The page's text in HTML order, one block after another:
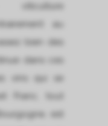
au
bien des
dans ces
vins qui se
Franc, tout
est